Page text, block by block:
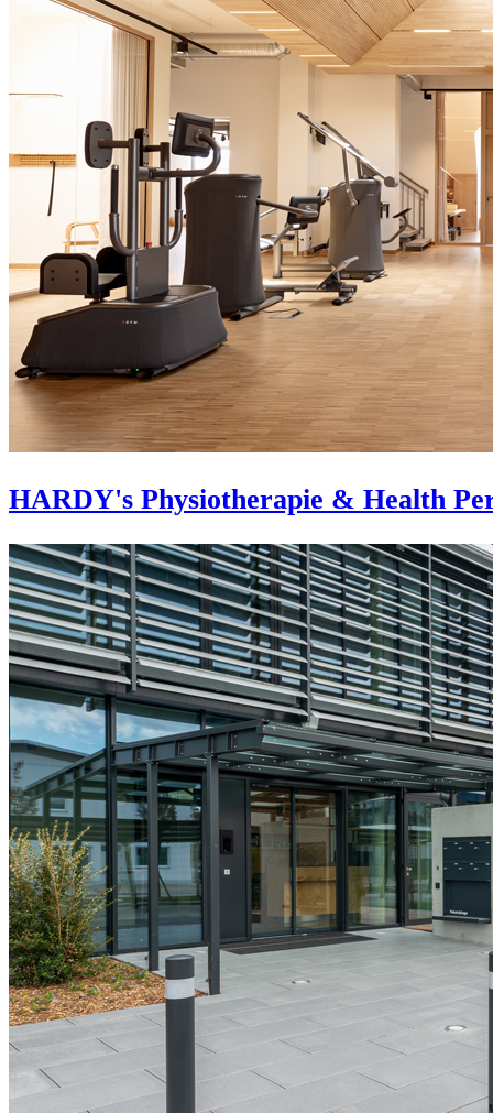
HARDY's Physiotherapie & Health